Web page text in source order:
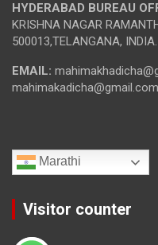
HYDERABAD BUREAU
KRISHNA NAGAR
500013,TELANGANA, INDIA.
EMAIL:
mahimakadicha@gmail.com
Marathi
Visitor counter